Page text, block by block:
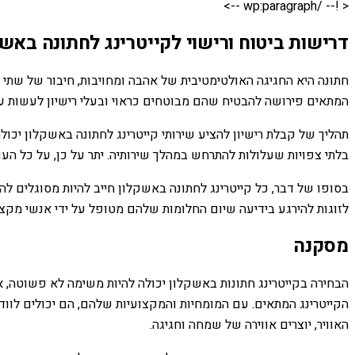
< !-- /wp:paragraph -->
דרישות ביטוח ורישוי לקייטרינג לחתונה
חתונה היא החגיגה האולטימטיבית של אהבה ומחויבות, חיבור של
המתאים פירושה להבטיח שהם מבוטחים כראוי ובעלי רישיון לעשות
תהליך של קבלת רישיון להציע שירותי קייטרינג לחתונה
בלתי צפויות שעלולות להתרחש במהלך שירותיה. יתר על כן, על כל
בסופו של דבר, כל קייטרינג לחתונה באשקלון חייב להיות
לזוגות להירגע בידיעה שיום החלומות שלהם מטופל על ידי אנשי
מסקנה
הבחירה בקייטרינג חתונות באשקלון יכולה להיות משימה לא
הקייטרינג המתאים. עם המומחיות והמקצועיות שלהם, הם יכולים
האוויר, יוצרים אווירה של שמחה וחגיגה.